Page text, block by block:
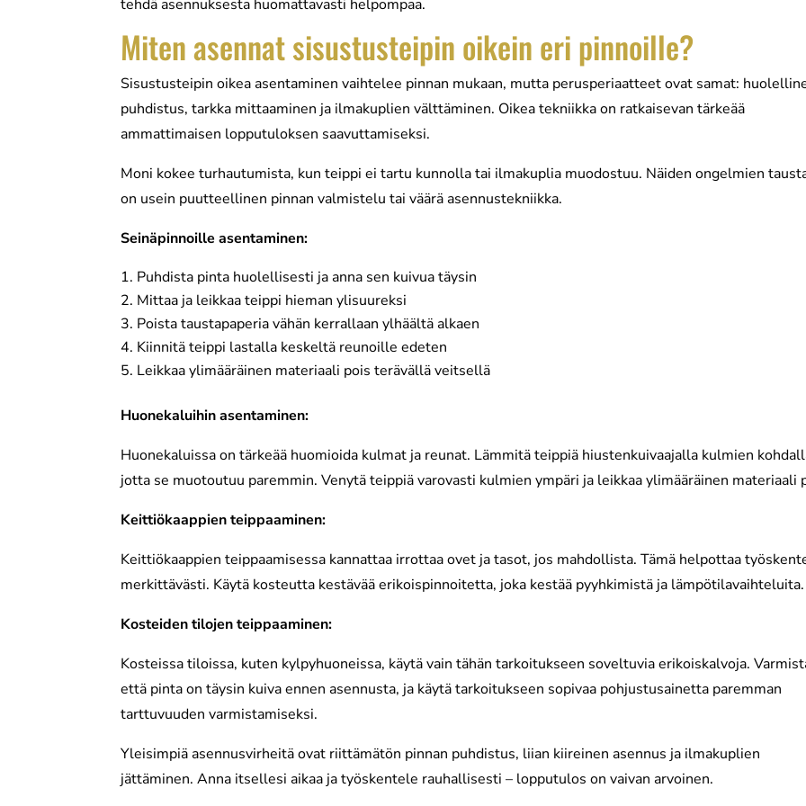
tehdä asennuksesta huomattavasti helpompaa.
Miten asennat sisustusteipin oikein eri pinnoille?
Sisustusteipin oikea asentaminen vaihtelee pinnan mukaan, mutta perusperiaatteet ovat samat:
puhdistus, tarkka mittaaminen ja ilmakuplien välttäminen. Oikea tekniikka on ratkaisevan tärkeää
ammattimaisen lopputuloksen saavuttamiseksi.
Moni kokee turhautumista, kun teippi ei tartu kunnolla tai ilmakuplia muodostuu. Näiden ongelmien
on usein puutteellinen pinnan valmistelu tai väärä asennustekniikka.
Seinäpinnoille asentaminen:
Puhdista pinta huolellisesti ja anna sen kuivua täysin
Mittaa ja leikkaa teippi hieman ylisuureksi
Poista taustapaperia vähän kerrallaan ylhäältä alkaen
Kiinnitä teippi lastalla keskeltä reunoille edeten
Leikkaa ylimääräinen materiaali pois terävällä veitsellä
Huonekaluihin asentaminen:
Huonekaluissa on tärkeää huomioida kulmat ja reunat. Lämmitä teippiä hiustenkuivaajalla kulmien
jotta se muotoutuu paremmin. Venytä teippiä varovasti kulmien ympäri ja leikkaa ylimääräinen materiaali
Keittiökaappien teippaaminen:
Keittiökaappien teippaamisessa kannattaa irrottaa ovet ja tasot, jos mahdollista. Tämä helpottaa
merkittävästi. Käytä kosteutta kestävää erikoispinnoitetta, joka kestää pyyhkimistä ja lämpötilavaihteluita.
Kosteiden tilojen teippaaminen:
Kosteissa tiloissa, kuten kylpyhuoneissa, käytä vain tähän tarkoitukseen soveltuvia erikoiskalvoja.
että pinta on täysin kuiva ennen asennusta, ja käytä tarkoitukseen sopivaa pohjustusainetta paremman
tarttuvuuden varmistamiseksi.
Yleisimpiä asennusvirheitä ovat riittämätön pinnan puhdistus, liian kiireinen asennus ja ilmakuplien
jättäminen. Anna itsellesi aikaa ja työskentele rauhallisesti – lopputulos on vaivan arvoinen.